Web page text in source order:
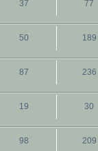
37 77
50 189
87 236
19 30
98 209